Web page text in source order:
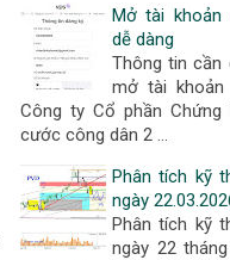
Mở tài khoản
dễ dàng
Thông tin cần
mở tài
Công ty Cổ phần Chứng
cước công dân 2 …
Phân tích kỹ
ngày
Phân tích kỹ
ngày 22